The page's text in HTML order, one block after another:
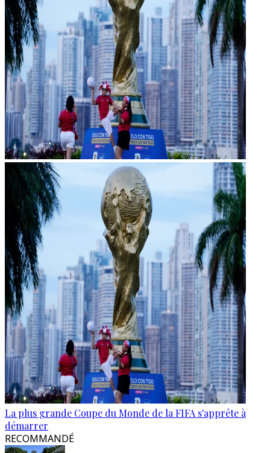
La plus grande Coupe du Monde de la FIFA s'apprête à
démarrer
RECOMMANDÉ